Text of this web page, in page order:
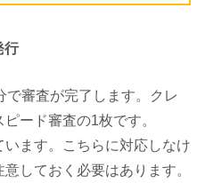
行
審査が完了します。クレ
ード審査の1枚です。
ます。こちらに対応しなけ
しておく必要はあります。